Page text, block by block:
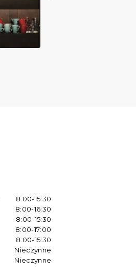
8:00-15:30
8:00-16:30
8:00-15:30
8:00-17:00
8:00-15:30
Nieczynne
Nieczynne